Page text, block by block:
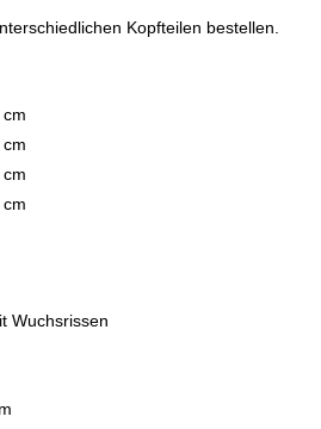
Kopfteilen bestellen.
Wuchsrissen